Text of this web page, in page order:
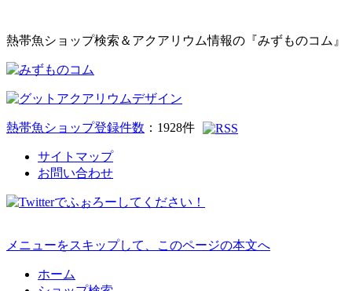
熱帯魚ショップ検索＆アクアリウム情報の『みずものコム』
熱帯魚ショップ登録件数 ： 1928件
サイトマップ
お問い合わせ
メニューをスキップして、このページの本文へ
ホーム